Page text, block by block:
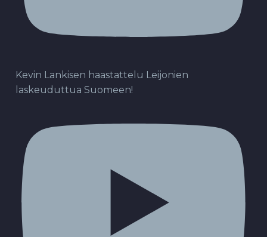
Kevin Lankisen haastattelu Leijonien
laskeuduttua Suomeen!